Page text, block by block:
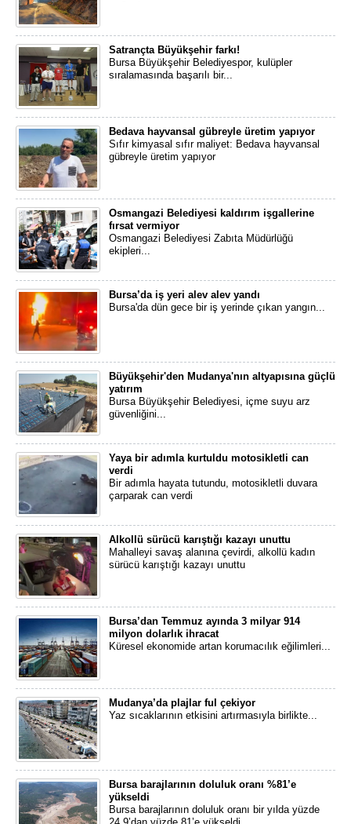
Satrançta Büyükşehir farkı!
Bursa Büyükşehir Belediyespor, kulüpler
sıralamasında başarılı bir...
Bedava hayvansal gübreyle üretim yapıyor
Sıfır kimyasal sıfır maliyet: Bedava hayvansal
gübreyle üretim yapıyor
Osmangazi Belediyesi kaldırım işgallerine
fırsat vermiyor
Osmangazi Belediyesi Zabıta Müdürlüğü
ekipleri...
Bursa’da iş yeri alev alev yandı
Bursa'da dün gece bir iş yerinde çıkan yangın...
Büyükşehir'den Mudanya'nın altyapısına güçlü
yatırım
Bursa Büyükşehir Belediyesi, içme suyu arz
güvenliğini...
Yaya bir adımla kurtuldu motosikletli can
verdi
Bir adımla hayata tutundu, motosikletli duvara
çarparak can verdi
Alkollü sürücü karıştığı kazayı unuttu
Mahalleyi savaş alanına çevirdi, alkollü kadın
sürücü karıştığı kazayı unuttu
Bursa’dan Temmuz ayında 3 milyar 914
milyon dolarlık ihracat
Küresel ekonomide artan korumacılık eğilimleri...
Mudanya’da plajlar ful çekiyor
Yaz sıcaklarının etkisini artırmasıyla birlikte...
Bursa barajlarının doluluk oranı %81’e
yükseldi
Bursa barajlarının doluluk oranı bir yılda yüzde